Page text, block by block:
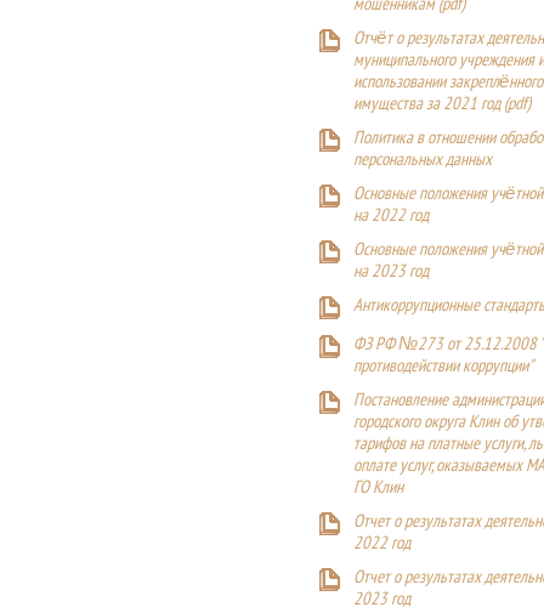
мошенникам (pdf)
Отчёт о результатах
муниципального учреждения
использовании
имущества за 2021 год (pdf)
Политика в отношении
персональных данных
Основные положения
на 2022 год
Основные положения
на 2023 год
Антикоррупционные
ФЗ РФ №273 от 25.12.2008
противодействии коррупции"
Постановление
городского округа Клин об
тарифов на платные услуги,
оплате услуг, оказываемых
ГО Клин
Отчет о результатах
2022 год
Отчет о результатах
2023 год